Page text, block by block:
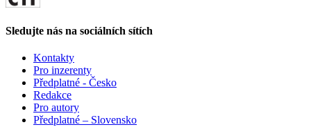
Sledujte nás na sociálních sítích
Kontakty
Pro inzerenty
Předplatné - Česko
Redakce
Pro autory
Předplatné – Slovensko